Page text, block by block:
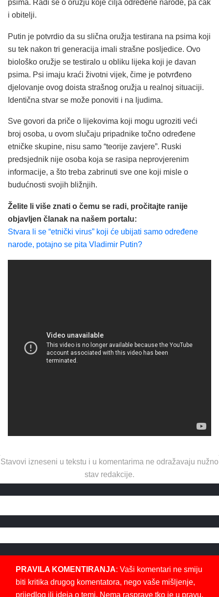
psima. Radi se o oružju koje cilja određene narode, pa čak
i obitelji.
Putin je potvrdio da su slična oružja testirana na psima koji
su tek nakon tri generacija imali strašne posljedice. Ovo
biološko oružje se testiralo u obliku lijeka koji je davan
psima. Psi imaju kraći životni vijek, čime je potvrđeno
djelovanje ovog doista strašnog oružja u realnoj situaciji.
Identična stvar se može ponoviti i na ljudima.
Sve govori da priče o lijekovima koji mogu ugroziti veći
broj osoba, u ovom slučaju pripadnike točno određene
etničke skupine, nisu samo “teorije zavjere”. Ruski
predsjednik nije osoba koja se rasipa neprovjerenim
informacije, a što treba zabrinuti sve one koji misle o
budućnosti svojih bližnjih.
Želite li više znati o čemu se radi, pročitajte ranije
objavljen članak na našem portalu:
Stvara li se “etnički virus” koji će ubijati samo određene
narode, potajno se pita Vladimir Putin?
Stavovi izneseni u tekstu i u komentarima ne odražavaju nužno
stav redakcije.
PRAVILA KOMENTIRANJA: Vaši komentari ne smiju
biti kritika drugog komentatora, nego vaše mišljenje,
prijedlog ili ideja o temi. Nema rasprave tko je u pravu.